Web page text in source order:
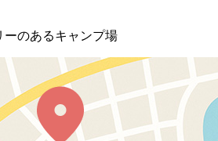
ーのあるキャンプ場